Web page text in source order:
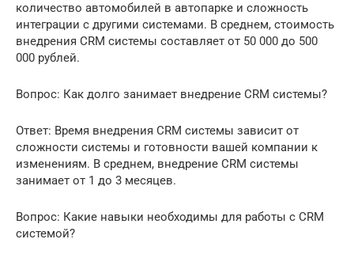
количество автомобилей в автопарке и сложность
интеграции с другими системами. В среднем, стоимость
внедрения CRM системы составляет от 50 000 до 500
000 рублей.
Вопрос: Как долго занимает внедрение CRM системы?
Ответ: Время внедрения CRM системы зависит от
сложности системы и готовности вашей компании к
изменениям. В среднем, внедрение CRM системы
занимает от 1 до 3 месяцев.
Вопрос: Какие навыки необходимы для работы с CRM
системой?